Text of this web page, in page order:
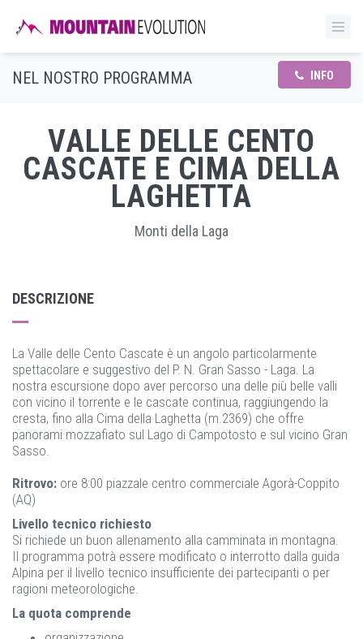
NEL NOSTRO PROGRAMMA INFO
VALLE DELLE CENTO
CASCATE E CIMA DELLA
LAGHETTA
Monti della Laga
DESCRIZIONE
La Valle delle Cento Cascate è un angolo particolarmente
spettacolare e suggestivo del P. N. Gran Sasso - Laga. La
nostra escursione dopo aver percorso una delle più belle valli
con vicino il torrente e le cascate continua, raggiungendo la
cresta, fino alla Cima della Laghetta (m.2369) che offre
panorami mozzafiato sul Lago di Campotosto e sul vicino Gran
Sasso.
Ritrovo: ore 8:00 piazzale centro commerciale Agorà-Coppito
(AQ)
Livello tecnico richiesto
Si richiede un buon allenamento alla camminata in montagna.
Il programma potrà essere modificato o interrotto dalla guida
Alpina per il livello tecnico insufficiente dei partecipanti o per
ragioni meteorologiche.
La quota comprende